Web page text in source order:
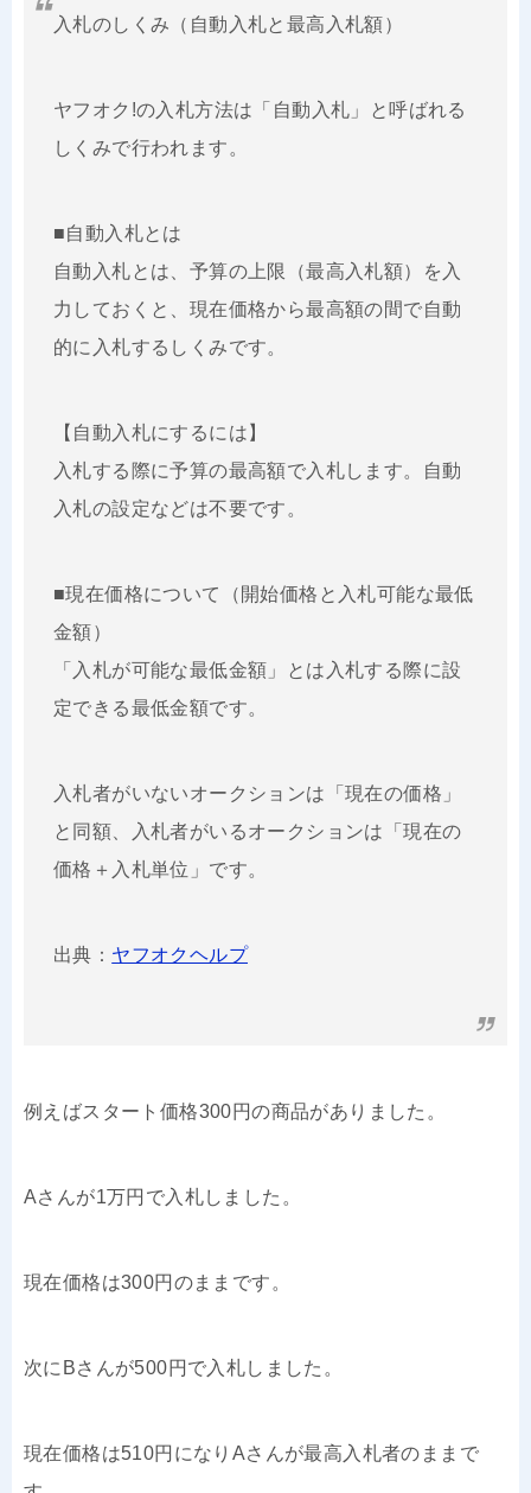
入札のしくみ（自動入札と最高入札額）
ヤフオク!の入札方法は「自動入札」と呼ばれる
しくみで行われます。
■自動入札とは
自動入札とは、予算の上限（最高入札額）を入
力しておくと、現在価格から最高額の間で自動
的に入札するしくみです。
【自動入札にするには】
入札する際に予算の最高額で入札します。自動
入札の設定などは不要です。
■現在価格について（開始価格と入札可能な最低
金額）
「入札が可能な最低金額」とは入札する際に設
定できる最低金額です。
入札者がいないオークションは「現在の価格」
と同額、入札者がいるオークションは「現在の
価格＋入札単位」です。
出典： ヤフオクヘルプ
例えばスタート価格300円の商品がありました。
Aさんが1万円で入札しました。
現在価格は300円のままです。
次にBさんが500円で入札しました。
現在価格は510円になりAさんが最高入札者のままで